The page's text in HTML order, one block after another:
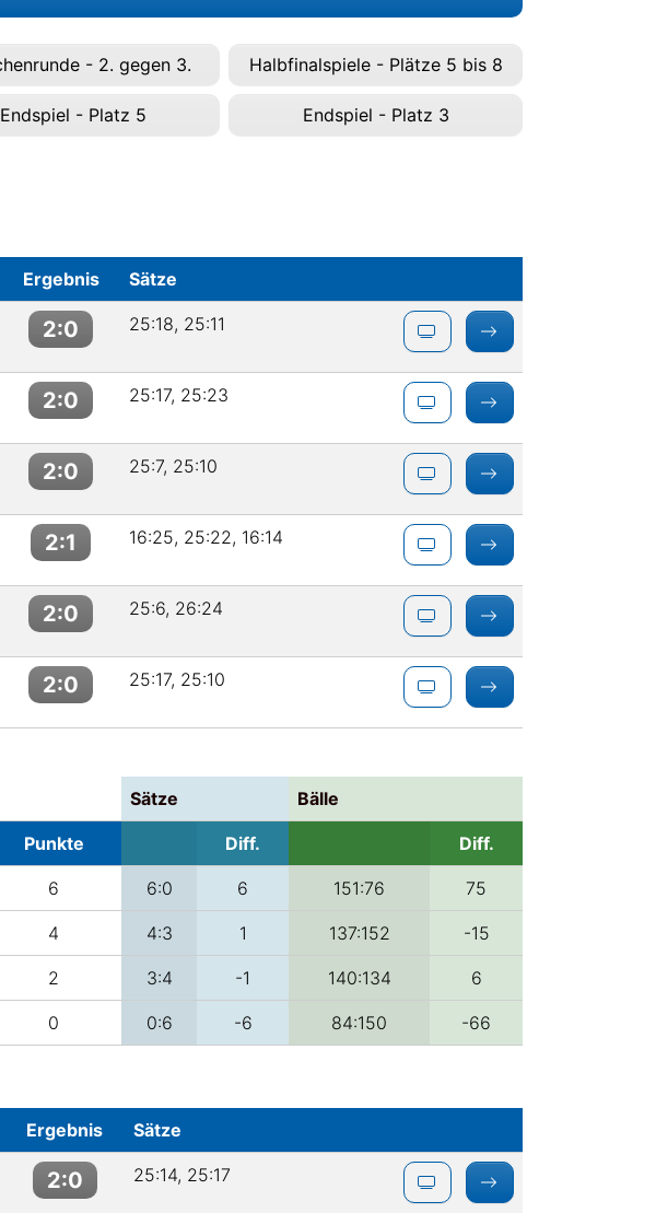
- 2. gegen 3. Halbfinalspiele - Plätze 5 bis 8
Endspiel - Platz 5 Endspiel - Platz 3
Ergebnis Sätze
2:0 25:18, 25:11
2:0 25:17, 25:23
2:0 25:7, 25:10
2:1 16:25, 25:22, 16:14
2:0 25:6, 26:24
2:0 25:17, 25:10
Sätze Bälle
Punkte Diff. Diff.
6 6:0 6 151:76 75
4 4:3 1 137:152 -15
2 3:4 -1 140:134 6
0 0:6 -6 84:150 -66
Ergebnis Sätze
2:0 25:14, 25:17